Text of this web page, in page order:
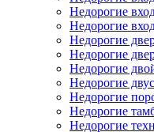
Недорогие
Недорогие
Недорогие
Недорогие
Недорогие
Недорогие
Недорогие
Недорогие
Недорогие